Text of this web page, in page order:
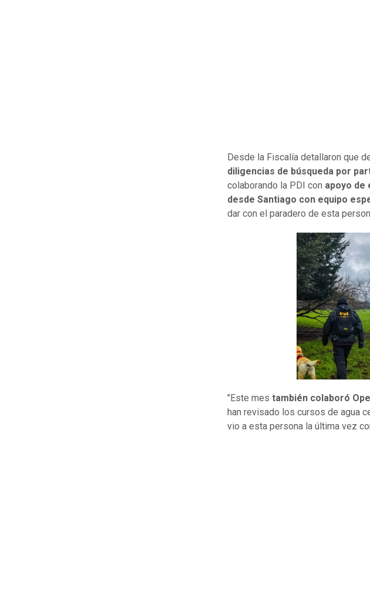
Desde la Fiscalía detallaron que
diligencias de búsqueda por
colaborando la PDI con apoyo de
desde Santiago con equipo
dar con el paradero de esta
"Este mes también colaboró
han revisado los cursos de agua
vio a esta persona la última vez